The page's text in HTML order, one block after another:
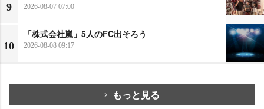
9 2026-08-07 07:00
10
「株式会社嵐」5人のFC出そろう
2026-08-08 09:17
もっと見る